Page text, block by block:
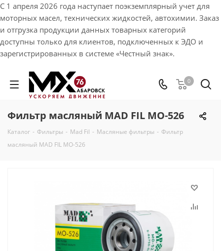
С 1 апреля 2026 года наступает поэкземплярный учет для
моторных масел, технических жидкостей, автохимии. Заказ
и отгрузка продукции данных товарных категорий
доступны только для клиентов, подключенных к ЭДО и
зарегистрированных в системе «Честный знак».
0
Фильтр масляный MAD FIL MO-526
Каталог - Фильтры - Mad Fil - Масляные фильтры - Фильтр
масляный MAD FIL MO-526